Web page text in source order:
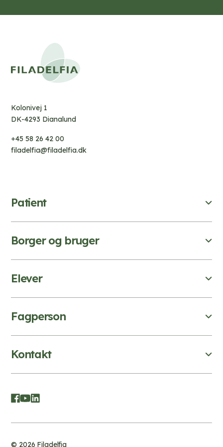
Kolonivej 1
DK-4293 Dianalund
+45 58 26 42 00
filadelfia@filadelfia.dk
Patient
Borger og bruger
Elever
Fagperson
Kontakt
© 2026 Filadelfia